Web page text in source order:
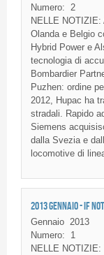
Numero:
2
NELLE
Olanda e Belgio
Hybrid Power e
tecnologia di
Bombardier
Puzhen: ordine
2012, Hupac ha
stradali. Rapido
Siemens
dalla Svezia e
locomotive di
2013 GENNAIO - IF
Gennaio 2013
Numero:
1
NELLE